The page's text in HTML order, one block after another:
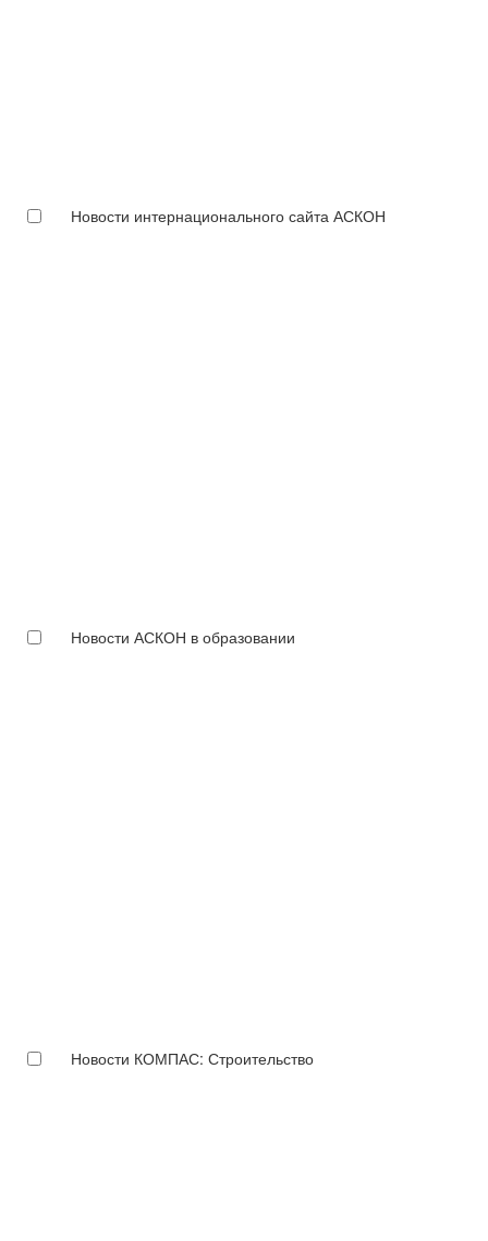
Новости интернационального сайта АСКОН
Новости АСКОН в образовании
Новости КОМПАС: Строительство